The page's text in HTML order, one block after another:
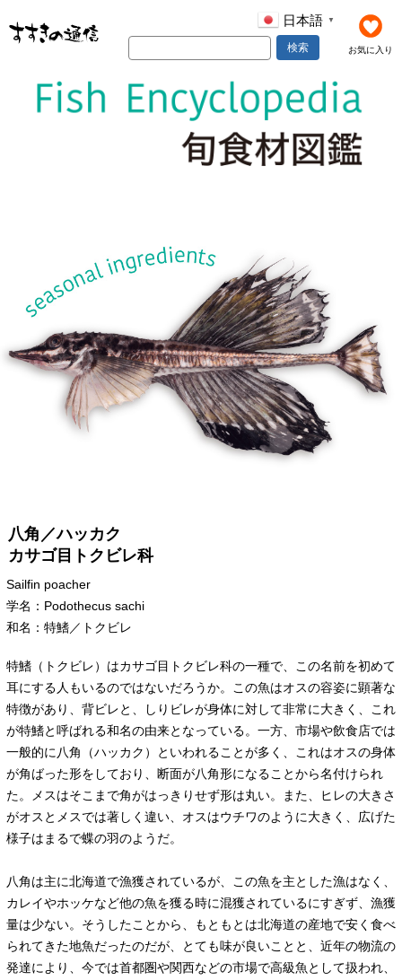
お気に入り
日本語 ▼
検索
八角／ハッカク
カサゴ目トクビレ科
Sailfin poacher
学名：Podothecus sachi
和名：特鰭／トクビレ
特鰭（トクビレ）はカサゴ目トクビレ科の一種で、この名前を初めて
耳にする人もいるのではないだろうか。この魚はオスの容姿に顕著な
特徴があり、背ビレと、しりビレが身体に対して非常に大きく、これ
が特鰭と呼ばれる和名の由来となっている。一方、市場や飲食店では
一般的に八角（ハッカク）といわれることが多く、これはオスの身体
が角ばった形をしており、断面が八角形になることから名付けられ
た。メスはそこまで角がはっきりせず形は丸い。また、ヒレの大きさ
がオスとメスでは著しく違い、オスはウチワのように大きく、広げた
様子はまるで蝶の羽のようだ。
八角は主に北海道で漁獲されているが、この魚を主とした漁はなく、
カレイやホッケなど他の魚を獲る時に混獲されているにすぎず、漁獲
量は少ない。そうしたことから、もともとは北海道の産地で安く食べ
られてきた地魚だったのだが、とても味が良いことと、近年の物流の
発達により、今では首都圏や関西などの市場で高級魚として扱われ、